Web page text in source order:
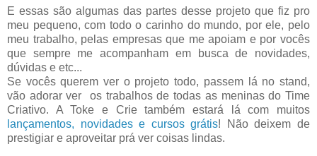
E essas são algumas das partes desse projeto que fiz pro
meu pequeno, com todo o carinho do mundo, por ele, pelo
meu trabalho, pelas empresas que me apoiam e por vocês
que sempre me acompanham em busca de novidades,
dúvidas e etc...
Se vocês querem ver o projeto todo, passem lá no stand,
vão adorar ver os trabalhos de todas as meninas do Time
Criativo. A Toke e Crie também estará lá com muitos
lançamentos, novidades e cursos grátis! Não deixem de
prestigiar e aproveitar prá ver coisas lindas.